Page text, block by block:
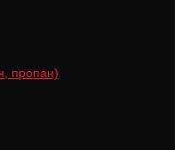
пропан)